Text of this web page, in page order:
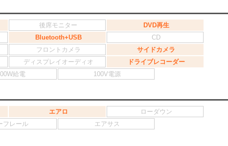
後席モニター
DVD再生
Bluetooth+USB
CD
フロントカメラ
サイドカメラ
ディスプレイオーディオ
ドライブレコーダー
給電 100V電源
エアロ
ローダウン
フレール エアサス